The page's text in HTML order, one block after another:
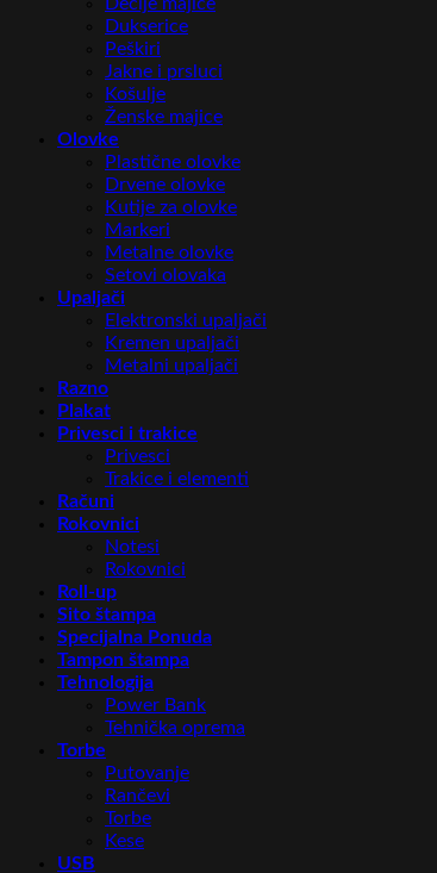
Dukserice
Peškiri
Jakne i prsluci
Košulje
Ženske majice
Olovke
Plastične olovke
Drvene olovke
Kutije za olovke
Markeri
Metalne olovke
Setovi olovaka
Upaljači
Elektronski upaljači
Kremen upaljači
Metalni upaljači
Razno
Plakat
Privesci i trakice
Privesci
Trakice i elementi
Računi
Rokovnici
Notesi
Rokovnici
Roll-up
Sito štampa
Specijalna Ponuda
Tampon štampa
Tehnologija
Power Bank
Tehnička oprema
Torbe
Putovanje
Rančevi
Torbe
Kese
USB